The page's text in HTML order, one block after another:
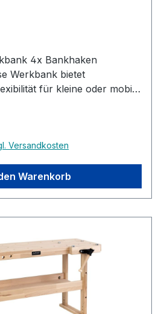
für kleine oder mobile
Versandkosten
Warenkorb